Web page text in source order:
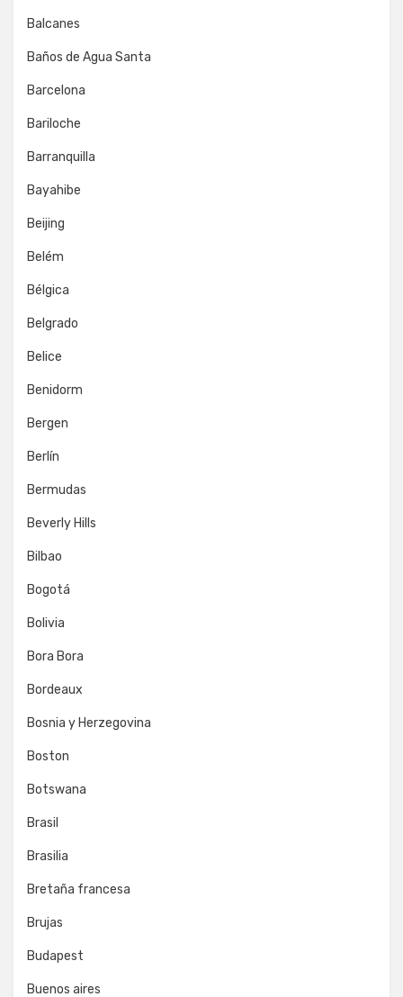
Balcanes
Baños de Agua Santa
Barcelona
Bariloche
Barranquilla
Bayahibe
Beijing
Belém
Bélgica
Belgrado
Belice
Benidorm
Bergen
Berlín
Bermudas
Beverly Hills
Bilbao
Bogotá
Bolivia
Bora Bora
Bordeaux
Bosnia y Herzegovina
Boston
Botswana
Brasil
Brasilia
Bretaña francesa
Brujas
Budapest
Buenos aires